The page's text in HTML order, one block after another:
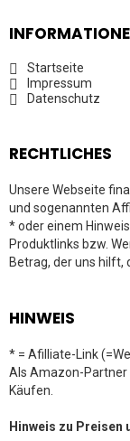
Startseite
Impressum
Datenschutz
RECHTLICHES
Unsere Webseite
und sogenannten
* oder einem
Produktlinks bzw.
Betrag, der uns hilft,
HINWEIS
* = Afilliate-Link
Als Amazon-
Käufen.
Hinweis zu Preisen